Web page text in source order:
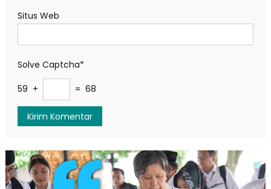
Situs Web
Solve Captcha*
59 +
= 68